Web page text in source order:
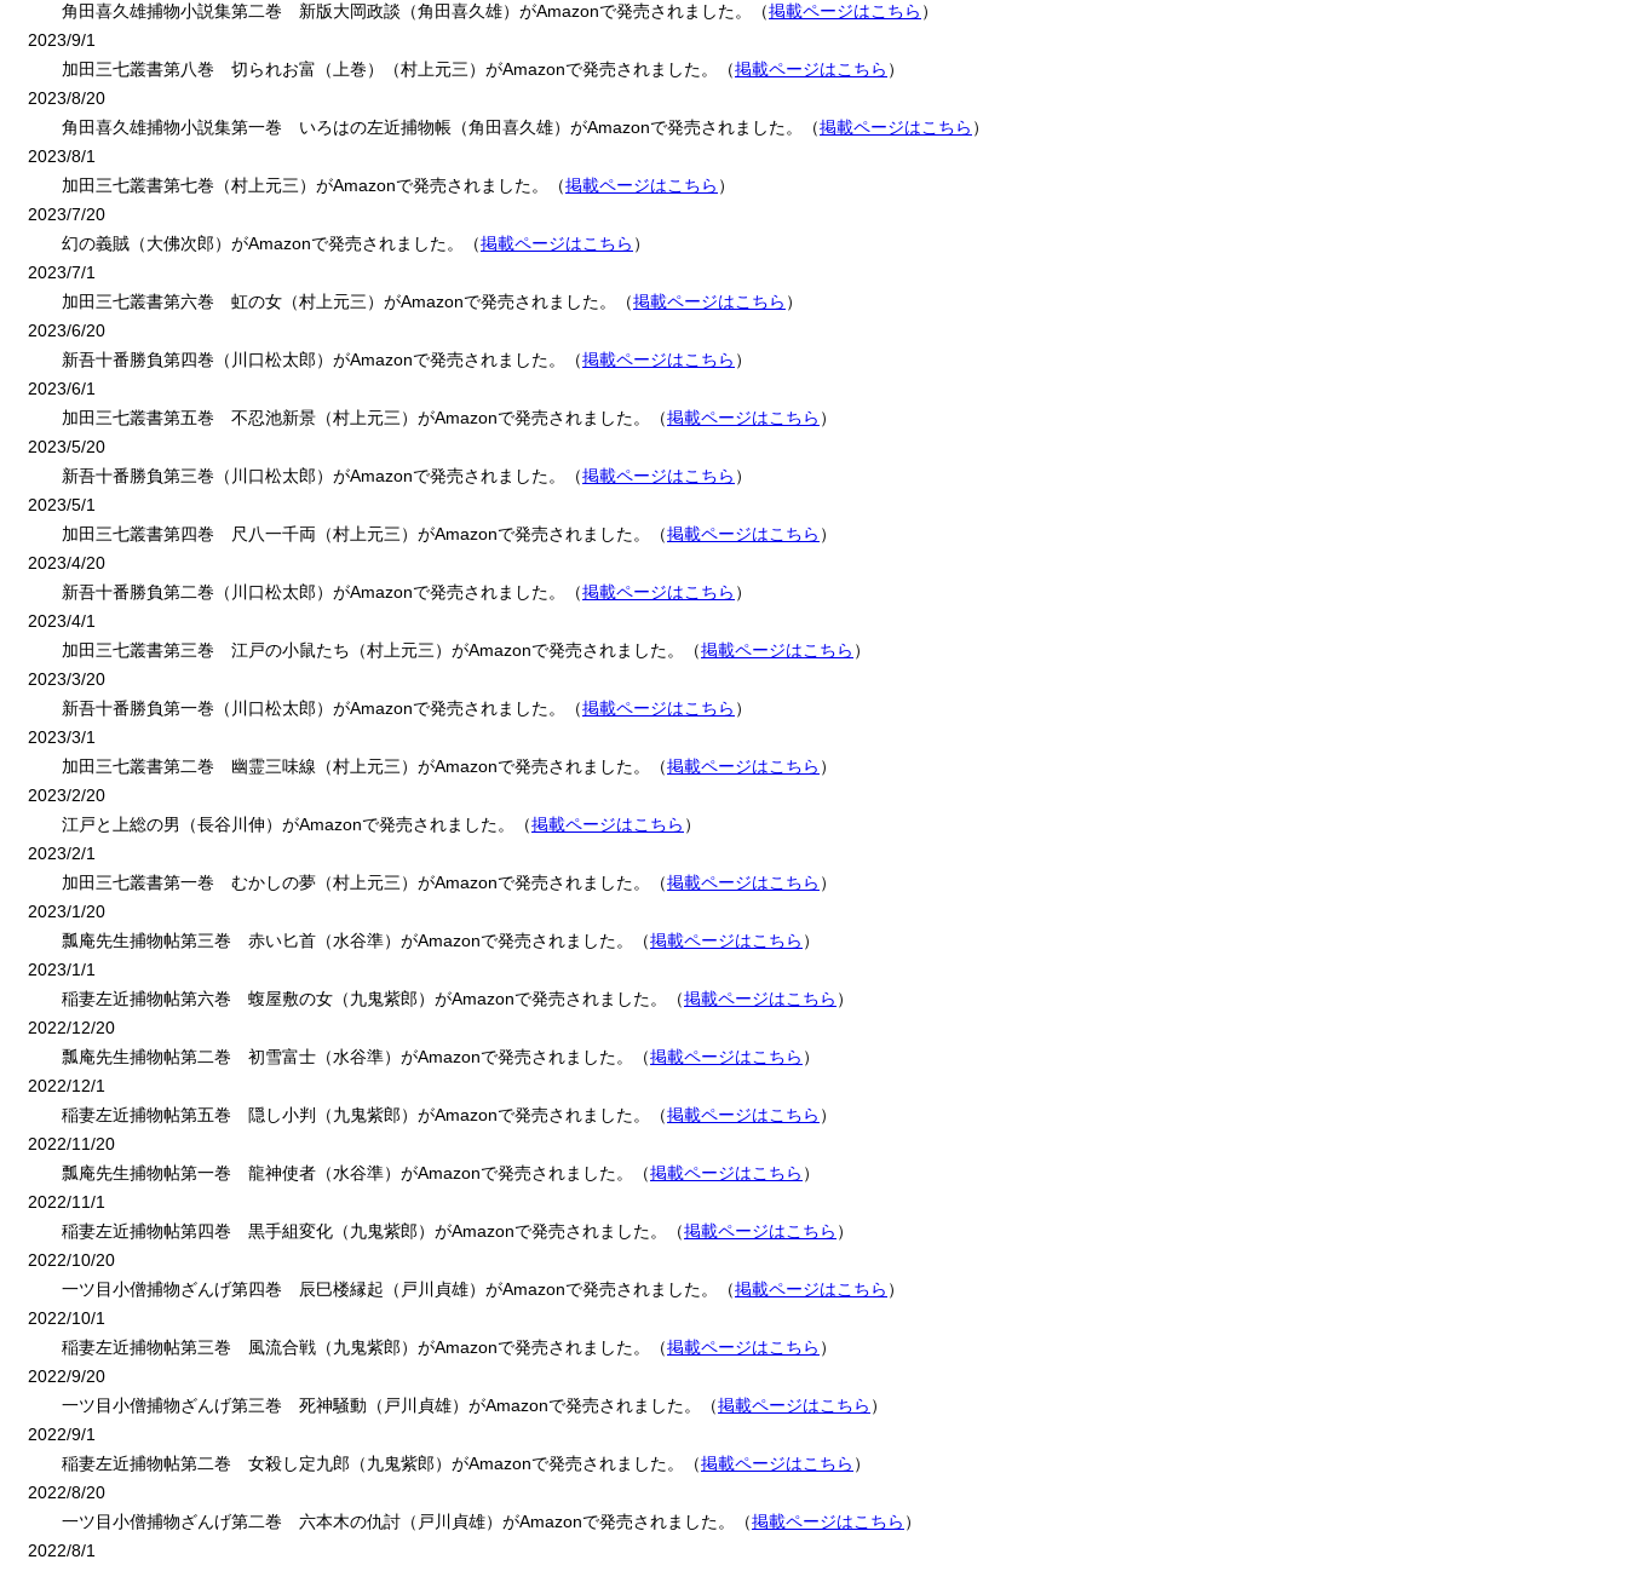
角田喜久雄捕物小説集第二巻 新版大岡政談（角田喜久雄）がAmazonで発売されました。（掲載ページはこちら ）
2023/9/1
加田三七叢書第八巻 切られお富（上巻）（村上元三）がAmazonで発売されました。（掲載ページはこちら ）
2023/8/20
角田喜久雄捕物小説集第一巻 いろはの左近捕物帳（角田喜久雄）がAmazonで発売されました。（掲載ページはこちら ）
2023/8/1
加田三七叢書第七巻（村上元三）がAmazonで発売されました。（掲載ページはこちら ）
2023/7/20
幻の義賊（大佛次郎）がAmazonで発売されました。（掲載ページはこちら ）
2023/7/1
加田三七叢書第六巻 虹の女（村上元三）がAmazonで発売されました。（掲載ページはこちら ）
2023/6/20
新吾十番勝負第四巻（川口松太郎）がAmazonで発売されました。（掲載ページはこちら ）
2023/6/1
加田三七叢書第五巻 不忍池新景（村上元三）がAmazonで発売されました。（掲載ページはこちら ）
2023/5/20
新吾十番勝負第三巻（川口松太郎）がAmazonで発売されました。（掲載ページはこちら ）
2023/5/1
加田三七叢書第四巻 尺八一千両（村上元三）がAmazonで発売されました。（掲載ページはこちら ）
2023/4/20
新吾十番勝負第二巻（川口松太郎）がAmazonで発売されました。（掲載ページはこちら ）
2023/4/1
加田三七叢書第三巻 江戸の小鼠たち（村上元三）がAmazonで発売されました。（掲載ページはこちら ）
2023/3/20
新吾十番勝負第一巻（川口松太郎）がAmazonで発売されました。（掲載ページはこちら ）
2023/3/1
加田三七叢書第二巻 幽霊三味線（村上元三）がAmazonで発売されました。（掲載ページはこちら ）
2023/2/20
江戸と上総の男（長谷川伸）がAmazonで発売されました。（掲載ページはこちら ）
2023/2/1
加田三七叢書第一巻 むかしの夢（村上元三）がAmazonで発売されました。（掲載ページはこちら ）
2023/1/20
瓢庵先生捕物帖第三巻 赤い匕首（水谷準）がAmazonで発売されました。（掲載ページはこちら ）
2023/1/1
稲妻左近捕物帖第六巻 蝮屋敷の女（九鬼紫郎）がAmazonで発売されました。（掲載ページはこちら ）
2022/12/20
瓢庵先生捕物帖第二巻 初雪富士（水谷準）がAmazonで発売されました。（掲載ページはこちら ）
2022/12/1
稲妻左近捕物帖第五巻 隠し小判（九鬼紫郎）がAmazonで発売されました。（掲載ページはこちら ）
2022/11/20
瓢庵先生捕物帖第一巻 龍神使者（水谷準）がAmazonで発売されました。（掲載ページはこちら ）
2022/11/1
稲妻左近捕物帖第四巻 黒手組変化（九鬼紫郎）がAmazonで発売されました。（掲載ページはこちら ）
2022/10/20
一ツ目小僧捕物ざんげ第四巻 辰巳楼縁起（戸川貞雄）がAmazonで発売されました。（掲載ページはこちら ）
2022/10/1
稲妻左近捕物帖第三巻 風流合戦（九鬼紫郎）がAmazonで発売されました。（掲載ページはこちら ）
2022/9/20
一ツ目小僧捕物ざんげ第三巻 死神騒動（戸川貞雄）がAmazonで発売されました。（掲載ページはこちら ）
2022/9/1
稲妻左近捕物帖第二巻 女殺し定九郎（九鬼紫郎）がAmazonで発売されました。（掲載ページはこちら ）
2022/8/20
一ツ目小僧捕物ざんげ第二巻 六本木の仇討（戸川貞雄）がAmazonで発売されました。（掲載ページはこちら ）
2022/8/1